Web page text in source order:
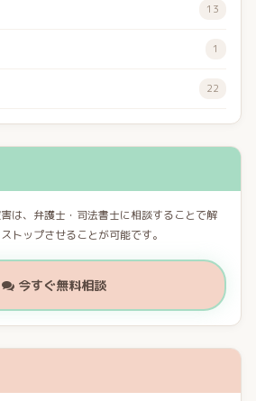
13
1
22
は、弁護士・司法書士に相談することで解
トップさせることが可能です。
今すぐ無料相談